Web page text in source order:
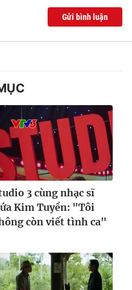
Gửi bình luận
3 cùng nhạc sĩ
Kim Tuyền: "Tôi
còn viết tình ca"